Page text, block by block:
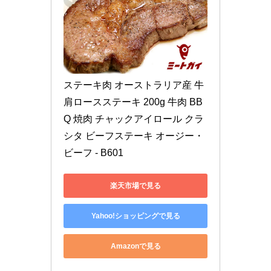
ステーキ肉 オーストラリア産 牛
肩ロースステーキ 200g 牛肉 BB
Q 焼肉 チャックアイロール クラ
シタ ビーフステーキ オージー・
ビーフ - B601
楽天市場で見る
Yahoo!ショッピングで見る
Amazonで見る